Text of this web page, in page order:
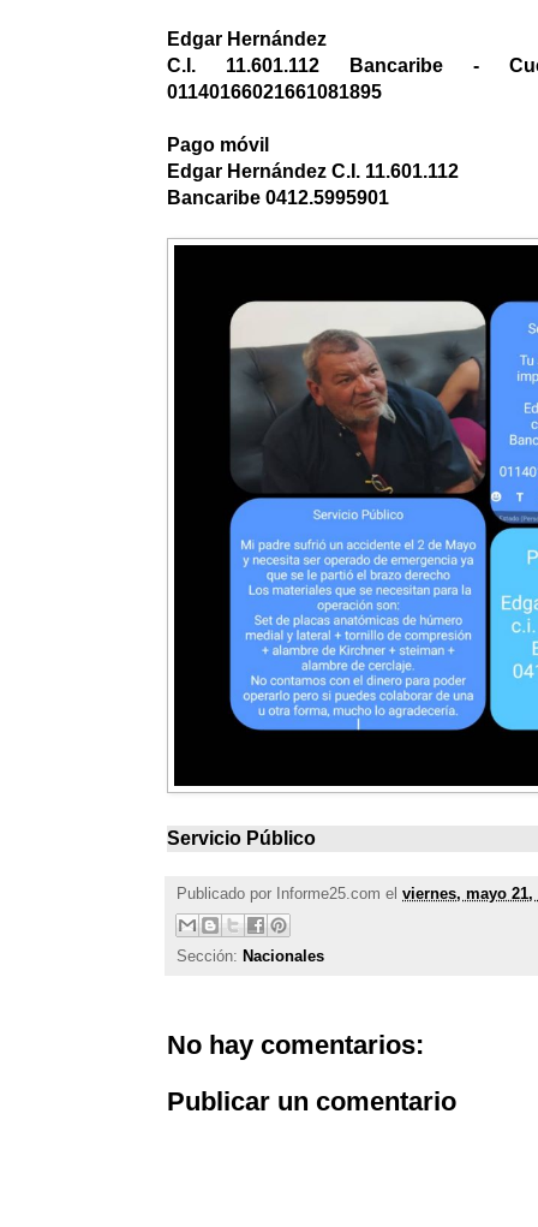
Edgar Hernández
C.I. 11.601.112 Bancaribe -
01140166021661081895
Pago móvil
Edgar Hernández C.I. 11.601.112
Bancaribe 0412.5995901
Servicio Público
Publicado por Informe25.com el viernes, mayo 21,
Sección: Nacionales
No hay comentarios:
Publicar un comentario